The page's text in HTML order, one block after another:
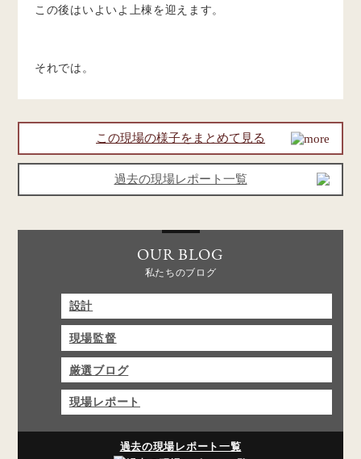
この後はいよいよ上棟を迎えます。
それでは。
この現場の様子をまとめて見る
過去の現場レポート一覧
OUR BLOG
私たちのブログ
設計
現場監督
厳選ブログ
現場レポート
過去の現場レポート一覧